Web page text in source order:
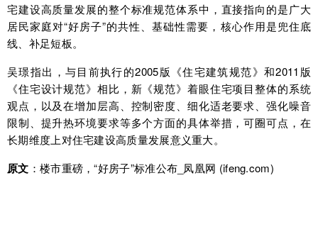
宅建设高质量发展的整个标准规范体系中，直接指向的是广大
居民家庭对“好房子”的共性、基础性需要，核心作用是兜住底
线、补足短板。
吴璟指出，与目前执行的2005版《住宅建筑规范》和2011版
《住宅设计规范》相比，新《规范》着眼住宅项目整体的系统
观点，以及在增加层高、控制密度、细化适老要求、强化噪音
限制、提升热环境要求等多个方面的具体举措，可圈可点，在
长期维度上对住宅建设高质量发展意义重大。
原文 ： 楼市重磅，“好房子”标准公布_凤凰网 (ifeng.com)